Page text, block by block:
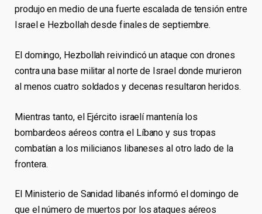
produjo en medio de una fuerte escalada de tensión entre
Israel e Hezbollah desde finales de septiembre.
El domingo, Hezbollah reivindicó un ataque con drones
contra una base militar al norte de Israel donde murieron
al menos cuatro soldados y decenas resultaron heridos.
Mientras tanto, el Ejército israelí mantenía los
bombardeos aéreos contra el Líbano y sus tropas
combatían a los milicianos libaneses al otro lado de la
frontera.
El Ministerio de Sanidad libanés informó el domingo de
que el número de muertos por los ataques aéreos